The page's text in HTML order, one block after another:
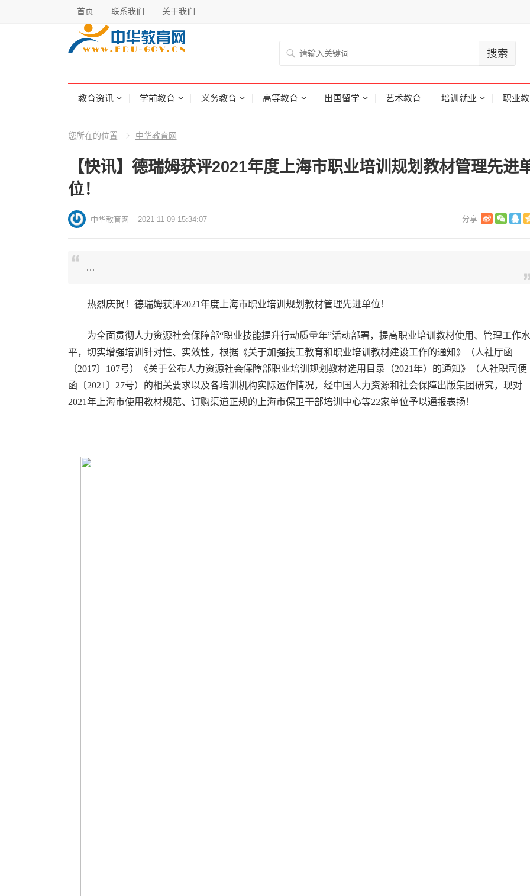
首页 联系我们 关于我们
教育资讯 学前教育 义务教育 高等教育 出国留学 艺术教育 培训就业 职业
您所在的位置 中华教育网
【快讯】德瑞姆获评2021年度上海市职业培训规划教材管理先进
位！
中华教育网 2021-11-09 15:34:07
…
热烈庆贺！德瑞姆获评2021年度上海市职业培训规划教材管理先进单位！
为全面贯彻人力资源社会保障部“职业技能提升行动质量年”活动部署，提高职业培训教材使用、管理工作水
平，切实增强培训针对性、实效性，根据《关于加强技工教育和职业培训教材建设工作的通知》（人社厅函
〔2017〕107号）《关于公布人力资源社会保障部职业培训规划教材选用目录（2021年）的通知》（人社职司便
函〔2021〕27号）的相关要求以及各培训机构实际运作情况，经中国人力资源和社会保障出版集团研究，现对
2021年上海市使用教材规范、订购渠道正规的上海市保卫干部培训中心等22家单位予以通报表扬！